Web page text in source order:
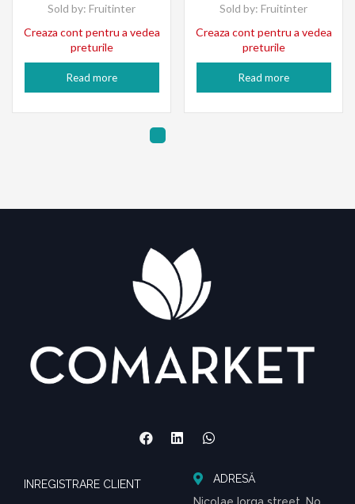
Sold by: Fruitinter
Creaza cont pentru a vedea
preturile
Read more
Sold by: Fruitinter
Creaza cont pentru a vedea
preturile
Read more
INREGISTRARE CLIENT
ADRESĂ